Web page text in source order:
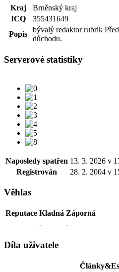
Kraj
Brněnský kraj
ICQ
355431649
Popis
bývalý redaktor rubrik
důchodu.
Serverové statistiky
Naposledy spatřen 13. 3. 2026 v
Registrován
28. 2. 2004 v
Věhlas
Reputace Kladná Záporná
-
-
Díla uživatele